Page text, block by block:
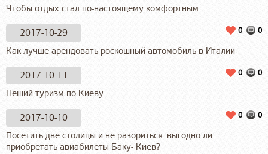
Чтобы отдых стал по-настоящему комфортным
2017-10-29 0
0
Как лучше арендовать роскошный автомобиль в Италии
2017-10-11 0
0
Пеший туризм по Киеву
2017-10-10 0
0
Посетить две столицы и не разориться: выгодно ли
приобретать авиабилеты Баку- Киев?